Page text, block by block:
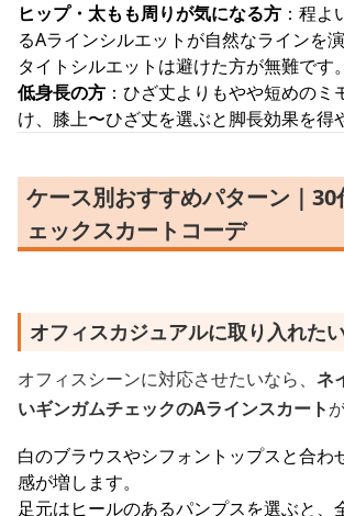
ヒップ・太もも周りが気になる方 ：程
るAラインシルエットが自然なラインを演
タイトシルエットは避けた方が無難です。
低身長の方 ：ひざ丈よりもやや短めのミ
け、膝上〜ひざ丈を選ぶと脚長効果を得
ケース別おすすめパターン｜
ェックスカートコーデ
オフィスカジュアルに取り入れた
オフィスシーンに対応させたいなら、 ネ
いギンガムチェックのAラインスカート
白のブラウスやシフォントップスと合わ
感が増します。
足元はヒールのあるパンプスを選ぶと、